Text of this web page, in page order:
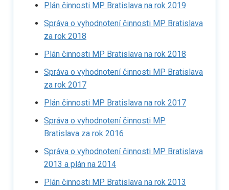
Plán činnosti MP Bratislava na rok 2019
Správa o vyhodnotení činnosti MP Bratislava
za rok 2018
Plán činnosti MP Bratislava na rok 2018
Správa o vyhodnotení činnosti MP Bratislava
za rok 2017
Plán činnosti MP Bratislava na rok 2017
Správa o vyhodnotení činnosti MP
Bratislava za rok 2016
Správa o vyhodnotení činnosti MP Bratislava
2013 a plán na 2014
Plán činnosti MP Bratislava na rok 2013